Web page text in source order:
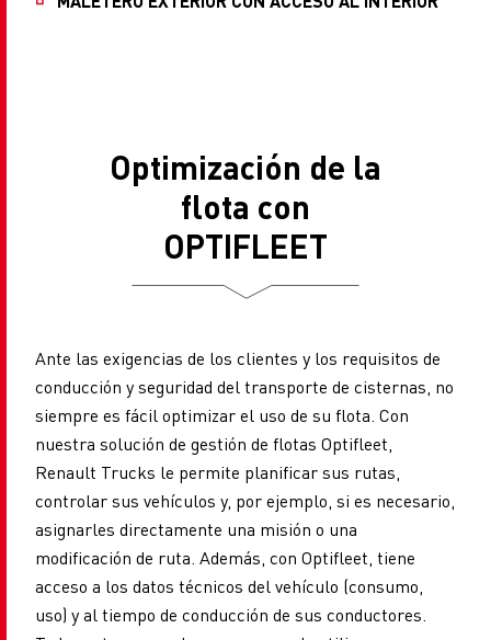
Optimización de la
flota con
OPTIFLEET
Ante las exigencias de los clientes y los requisitos de
conducción y seguridad del transporte de cisternas, no
siempre es fácil optimizar el uso de su flota. Con
nuestra solución de gestión de flotas Optifleet,
Renault Trucks le permite planificar sus rutas,
controlar sus vehículos y, por ejemplo, si es necesario,
asignarles directamente una misión o una
modificación de ruta. Además, con Optifleet, tiene
acceso a los datos técnicos del vehículo (consumo,
uso) y al tiempo de conducción de sus conductores.